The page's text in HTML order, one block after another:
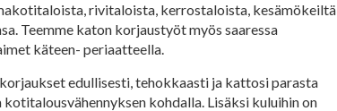
rivitaloista, kerrostaloista, kesämökeiltä
Teemme katon korjaustyöt myös saaressa
käteen- periaatteella.
edullisesti, tehokkaasti ja kattosi parasta
kohdalla. Lisäksi kuluihin on